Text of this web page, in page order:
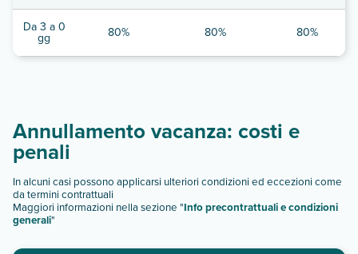
Da 3 a 0
gg 80% 80% 80%
Annullamento vacanza: costi e
penali
In alcuni casi possono applicarsi ulteriori condizioni ed eccezioni come
da termini contrattuali
Maggiori informazioni nella sezione "Info precontrattuali e condizioni
generali"